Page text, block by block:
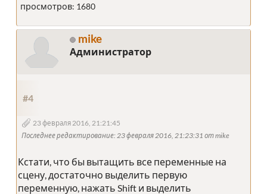
просмотров: 1680
mike
Администратор
#4
23 февраля 2016, 21:21:45
Последнее редактирование: 23 февраля 2016, 21:23:31 от mike
Кстати, что бы вытащить все переменные на
сцену, достаточно выделить первую
переменную, нажать Shift и выделить